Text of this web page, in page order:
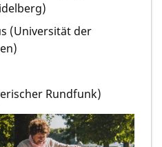
(Universität der
Rundfunk)